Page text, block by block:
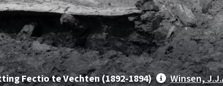
Fectio te Vechten (1892-1894) Winsen,